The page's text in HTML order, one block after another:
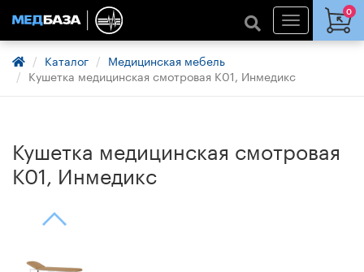
0
Каталог
Медицинская мебель
Кушетка медицинская смотровая К01, Инмедикс
Кушетка медицинская смотровая
К01, Инмедикс